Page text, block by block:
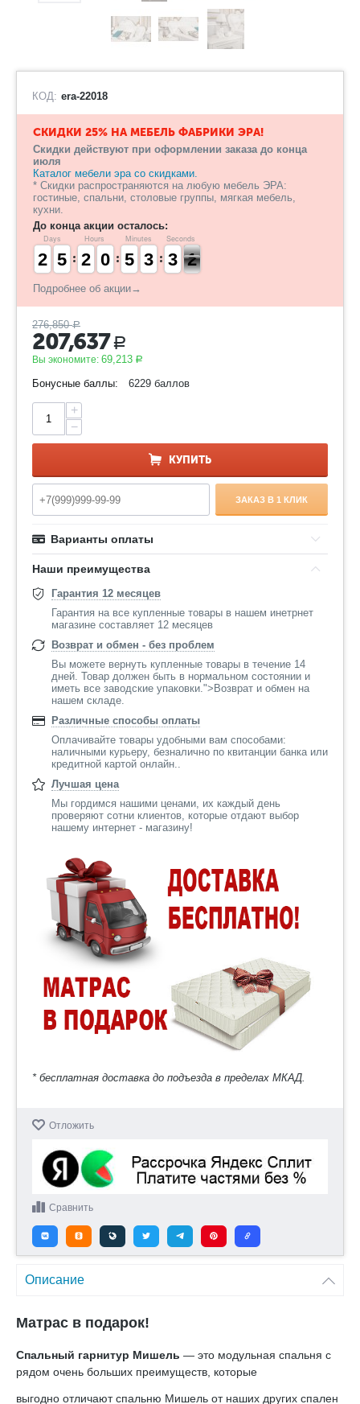
КОД: era-22018
СКИДКИ 25% НА МЕБЕЛЬ ФАБРИКИ ЭРА!
Скидки действуют при оформлении заказа до конца
июля
Каталог мебели эра со скидками.
* Скидки распространяются на любую мебель ЭРА:
гостиные, спальни, столовые группы, мягкая мебель,
кухни.
До конца акции осталось:
Days
1
1
2
2 4
4
5
5
Hours
1
1
2
2 9
9
0
0
Minutes
4
4
5
5 2
2
3
3
Seconds
4
3
3 1
1
0
Подробнее об акции→
276,850 Р
207,637 Р
Вы экономите: 69,213 Р
Бонусные баллы: 6229 баллов
+
−
КУПИТЬ
ЗАКАЗ В 1 КЛИК
Варианты оплаты
Наши преимущества
Гарантия 12 месяцев
Гарантия на все купленные товары в нашем инетрнет
магазине составляет 12 месяцев
Возврат и обмен - без проблем
Вы можете вернуть купленные товары в течение 14
дней. Товар должен быть в нормальном состоянии и
иметь все заводские упаковки.">Возврат и обмен на
нашем складе.
Различные способы оплаты
Оплачивайте товары удобными вам способами:
наличными курьеру, безналично по квитанции банка или
кредитной картой онлайн..
Лучшая цена
Мы гордимся нашими ценами, их каждый день
проверяют сотни клиентов, которые отдают выбор
нашему интернет - магазину!
* бесплатная доставка до подъезда в пределах МКАД.
Отложить
Сравнить
Описание
Матрас в подарок!
Спальный гарнитур Мишель — это модульная спальня с
рядом очень больших преимуществ, которые
выгодно отличают спальню Мишель от наших других спален